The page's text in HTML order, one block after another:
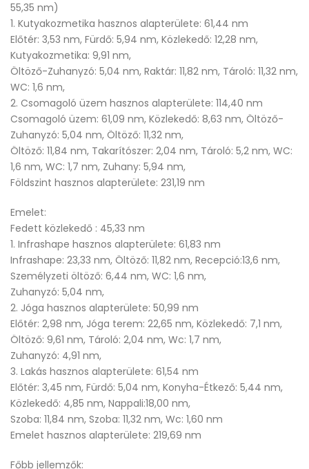
55,35 nm)
1. Kutyakozmetika hasznos alapterülete: 61,44 nm
Előtér: 3,53 nm, Fürdő: 5,94 nm, Közlekedő: 12,28 nm,
Kutyakozmetika: 9,91 nm,
Öltöző-Zuhanyzó: 5,04 nm, Raktár: 11,82 nm, Tároló: 11,32 nm,
WC: 1,6 nm,
2. Csomagoló üzem hasznos alapterülete: 114,40 nm
Csomagoló üzem: 61,09 nm, Közlekedő: 8,63 nm, Öltöző-
Zuhanyzó: 5,04 nm, Öltöző: 11,32 nm,
Öltöző: 11,84 nm, Takarítószer: 2,04 nm, Tároló: 5,2 nm, WC:
1,6 nm, WC: 1,7 nm, Zuhany: 5,94 nm,
Földszint hasznos alapterülete: 231,19 nm
Emelet:
Fedett közlekedő : 45,33 nm
1. Infrashape hasznos alapterülete: 61,83 nm
Infrashape: 23,33 nm, Öltöző: 11,82 nm, Recepció:13,6 nm,
Személyzeti öltöző: 6,44 nm, WC: 1,6 nm,
Zuhanyzó: 5,04 nm,
2. Jóga hasznos alapterülete: 50,99 nm
Előtér: 2,98 nm, Jóga terem: 22,65 nm, Közlekedő: 7,1 nm,
Öltöző: 9,61 nm, Tároló: 2,04 nm, Wc: 1,7 nm,
Zuhanyzó: 4,91 nm,
3. Lakás hasznos alapterülete: 61,54 nm
Előtér: 3,45 nm, Fürdő: 5,04 nm, Konyha-Étkező: 5,44 nm,
Közlekedő: 4,85 nm, Nappali:18,00 nm,
Szoba: 11,84 nm, Szoba: 11,32 nm, Wc: 1,60 nm
Emelet hasznos alapterülete: 219,69 nm
Főbb jellemzők: